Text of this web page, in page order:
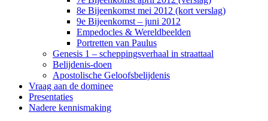
8e Bijeenkomst mei 2012 (kort verslag)
9e Bijeenkomst – juni 2012
Empedocles & Wereldbeelden
Portretten van Paulus
Genesis 1 – scheppingsverhaal in straattaal
Belijdenis-doen
Apostolische Geloofsbelijdenis
Vraag aan de dominee
Presentaties
Nadere kennismaking